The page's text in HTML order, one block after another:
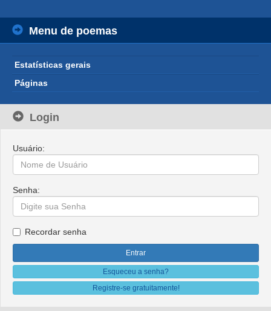
Menu de poemas
Estatísticas gerais
Páginas
Login
Usuário:
Senha:
Recordar senha
Esqueceu a senha?
Registre-se gratuitamente!